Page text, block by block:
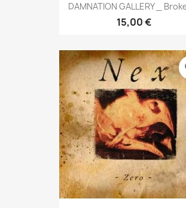
DAMNATION GALLERY _
15,00 €